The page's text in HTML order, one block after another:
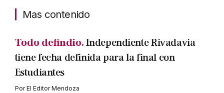
Mas contenido
Todo defindio.Independiente Rivadavia
tiene fecha definida para la final con
Estudiantes
PorEl Editor Mendoza